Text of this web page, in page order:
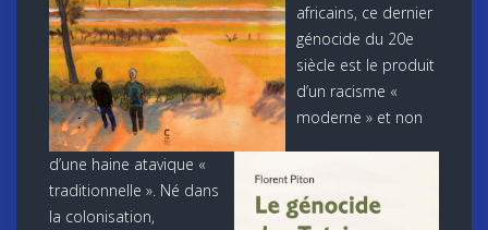
africains, ce dernier
génocide du 20e
siècle est le produit
d’un racisme «
moderne » et non
d’une haine atavique «
traditionnelle ». Né dans
la colonisation,